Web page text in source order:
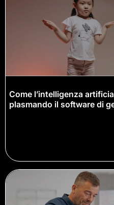
Come l’intelligenza
plasmando il software di